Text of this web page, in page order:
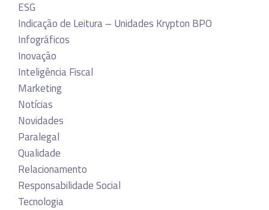
ESG
Indicação de Leitura – Unidades Krypton BPO
Infográficos
Inovação
Inteligência Fiscal
Marketing
Notícias
Novidades
Paralegal
Qualidade
Relacionamento
Responsabilidade Social
Tecnologia